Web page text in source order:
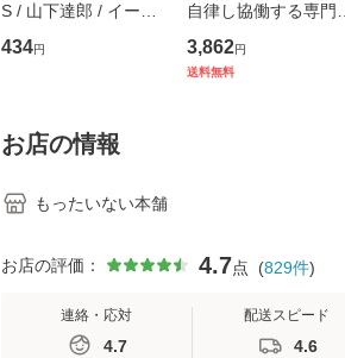
S / 山下達郎 / イース
トウエスト・ジャパン
[CD]【メール便送料無
434円
自律し協働する専門職
の看護マネジメントス
キル 改訂第3版 (看護
3,862円
送料無料
お店の情報
もったいない本舗
お店の評価： 4.7点 (829件)
連絡・応対
4.7
配送スピード
4.6